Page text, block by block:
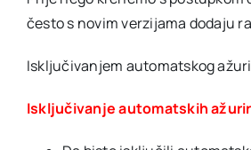
često s novim verzijama dodaju
Isključivanjem automatskog
Isključivanje automatskih